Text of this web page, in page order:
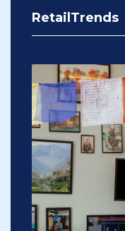
RetailTrends